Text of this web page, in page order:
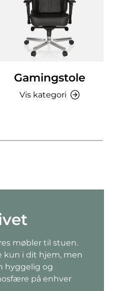
Gamingstole
Vis kategori
møbler til stuen.
kun i dit hjem, men
hyggelig og
på enhver